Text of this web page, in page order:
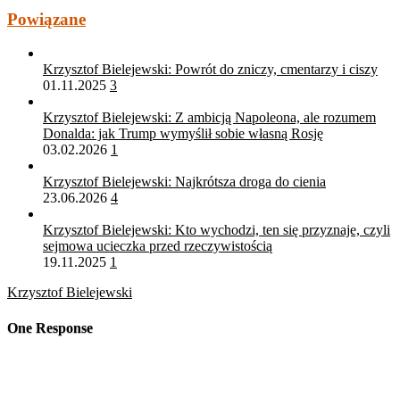
Powiązane
Krzysztof Bielejewski: Powrót do zniczy, cmentarzy i ciszy
01.11.2025 3
Krzysztof Bielejewski: Z ambicją Napoleona, ale rozumem
Donalda: jak Trump wymyślił sobie własną Rosję
03.02.2026 1
Krzysztof Bielejewski: Najkrótsza droga do cienia
23.06.2026 4
Krzysztof Bielejewski: Kto wychodzi, ten się przyznaje, czyli
sejmowa ucieczka przed rzeczywistością
19.11.2025 1
Krzysztof Bielejewski
One Response